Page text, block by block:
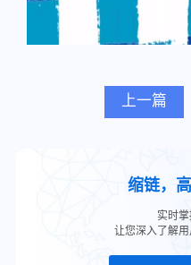
上一篇
缩链，
实时
让您深入了解